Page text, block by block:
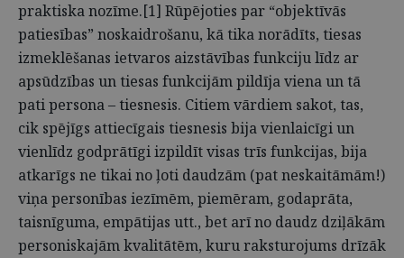
praktiska nozīme.[1] Rūpējoties par “objektīvās
patiesības” noskaidrošanu, kā tika norādīts, tiesas
izmeklēšanas ietvaros aizstāvības funkciju līdz ar
apsūdzības un tiesas funkcijām pildīja viena un tā
pati persona – tiesnesis. Citiem vārdiem sakot, tas,
cik spējīgs attiecīgais tiesnesis bija vienlaicīgi un
vienlīdz godprātīgi izpildīt visas trīs funkcijas, bija
atkarīgs ne tikai no ļoti daudzām (pat neskaitāmām!)
viņa personības iezīmēm, piemēram, godaprāta,
taisnīguma, empātijas utt., bet arī no daudz dziļākām
personiskajām kvalitātēm, kuru raksturojums drīzāk